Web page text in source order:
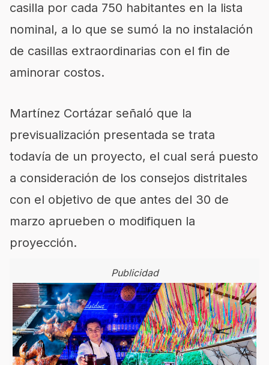
casilla por cada 750 habitantes en la lista
nominal, a lo que se sumó la no instalación
de casillas extraordinarias con el fin de
aminorar costos.
Martínez Cortázar señaló que la
previsualización presentada se trata
todavía de un proyecto, el cual será puesto
a consideración de los consejos distritales
con el objetivo de que antes del 30 de
marzo aprueben o modifiquen la
proyección.
Publicidad